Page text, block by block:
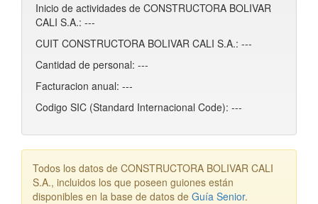
Inicio de actividades de CONSTRUCTORA BOLIVAR
CALI S.A.: ---
CUIT CONSTRUCTORA BOLIVAR CALI S.A.: ---
Cantidad de personal: ---
Facturacion anual: ---
Codigo SIC (Standard Internacional Code): ---
Todos los datos de CONSTRUCTORA BOLIVAR CALI
S.A., incluidos los que poseen guiones están
disponibles en la base de datos de Guía Senior.